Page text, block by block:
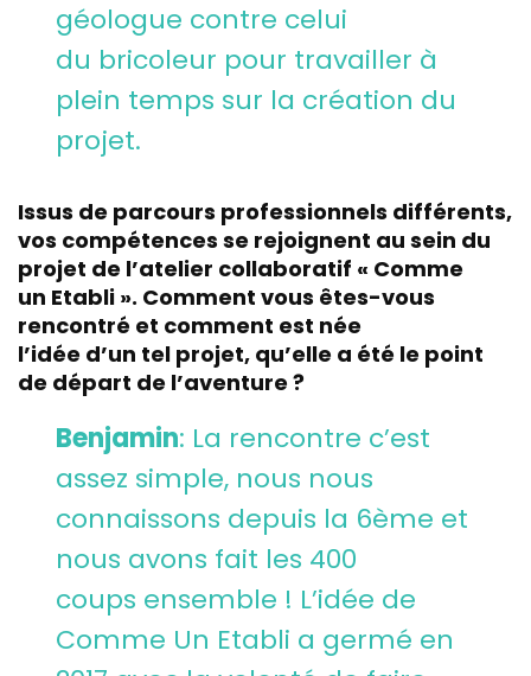
géologue contre celui
du bricoleur pour travailler à
plein temps sur la création du
projet.
Issus de parcours professionnels différents,
vos compétences se rejoignent au sein du
projet de l’atelier collaboratif « Comme
un Etabli ». Comment vous êtes-vous
rencontré et comment est née
l’idée d’un tel projet, qu’elle a été le point
de départ de l’aventure ?
Benjamin: La rencontre c’est
assez simple, nous nous
connaissons depuis la 6ème et
nous avons fait les 400
coups ensemble ! L’idée de
Comme Un Etabli a germé en